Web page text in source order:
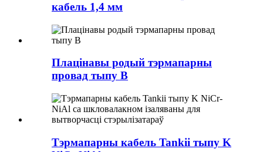
кабель 1,4 мм
Плацінавы родый тэрмапарны
провад тыпу B
Тэрмапарны кабель Tankii тыпу K